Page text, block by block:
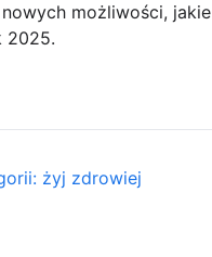
możliwości, jakie
2025.
żyj zdrowiej